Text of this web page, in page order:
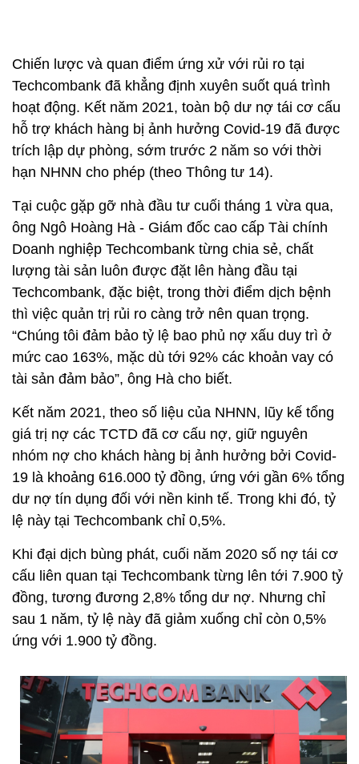
Chiến lược và quan điểm ứng xử với rủi ro tại
Techcombank đã khẳng định xuyên suốt quá trình
hoạt động. Kết năm 2021, toàn bộ dư nợ tái cơ cấu
hỗ trợ khách hàng bị ảnh hưởng Covid-19 đã được
trích lập dự phòng, sớm trước 2 năm so với thời
hạn NHNN cho phép (theo Thông tư 14).
Tại cuộc gặp gỡ nhà đầu tư cuối tháng 1 vừa qua,
ông Ngô Hoàng Hà - Giám đốc cao cấp Tài chính
Doanh nghiệp Techcombank từng chia sẻ, chất
lượng tài sản luôn được đặt lên hàng đầu tại
Techcombank, đặc biệt, trong thời điểm dịch bệnh
thì việc quản trị rủi ro càng trở nên quan trọng.
“Chúng tôi đảm bảo tỷ lệ bao phủ nợ xấu duy trì ở
mức cao 163%, mặc dù tới 92% các khoản vay có
tài sản đảm bảo”, ông Hà cho biết.
Kết năm 2021, theo số liệu của NHNN, lũy kế tổng
giá trị nợ các TCTD đã cơ cấu nợ, giữ nguyên
nhóm nợ cho khách hàng bị ảnh hưởng bởi Covid-
19 là khoảng 616.000 tỷ đồng, ứng với gần 6% tổng
dư nợ tín dụng đối với nền kinh tế. Trong khi đó, tỷ
lệ này tại Techcombank chỉ 0,5%.
Khi đại dịch bùng phát, cuối năm 2020 số nợ tái cơ
cấu liên quan tại Techcombank từng lên tới 7.900 tỷ
đồng, tương đương 2,8% tổng dư nợ. Nhưng chỉ
sau 1 năm, tỷ lệ này đã giảm xuống chỉ còn 0,5%
ứng với 1.900 tỷ đồng.